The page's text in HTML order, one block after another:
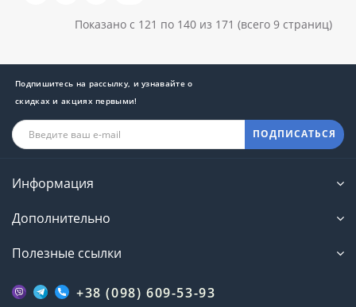
Показано с 121 по 140 из 171 (всего 9 страниц)
Подпишитесь на рассылку, и узнавайте о
скидках и акциях первыми!
ПОДПИСАТЬСЯ
Информация
Дополнительно
Полезные ссылки
+38 (098) 609-53-93